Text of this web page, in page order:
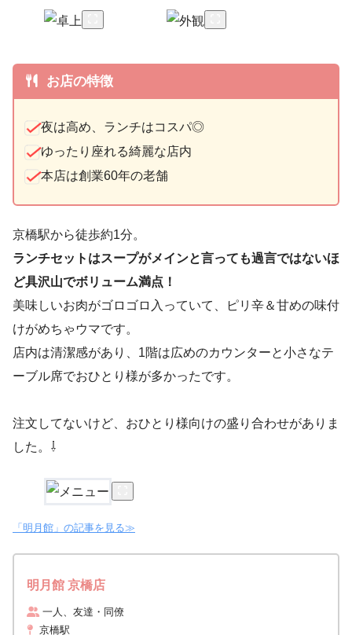
お店の特徴
夜は高め、ランチはコスパ◎
ゆったり座れる綺麗な店内
本店は創業60年の老舗
京橋駅から徒歩約1分。
ランチセットはスープがメインと言っても過言ではないほ
ど具沢山でボリューム満点！
美味しいお肉がゴロゴロ入っていて、ピリ辛＆甘めの味付
けがめちゃウマです。
店内は清潔感があり、1階は広めのカウンターと小さなテ
ーブル席でおひとり様が多かったです。
注文してないけど、おひとり様向けの盛り合わせがありま
した。⇩
「明月館」の記事を見る≫
明月館 京橋店
一人、友達・同僚
京橋駅